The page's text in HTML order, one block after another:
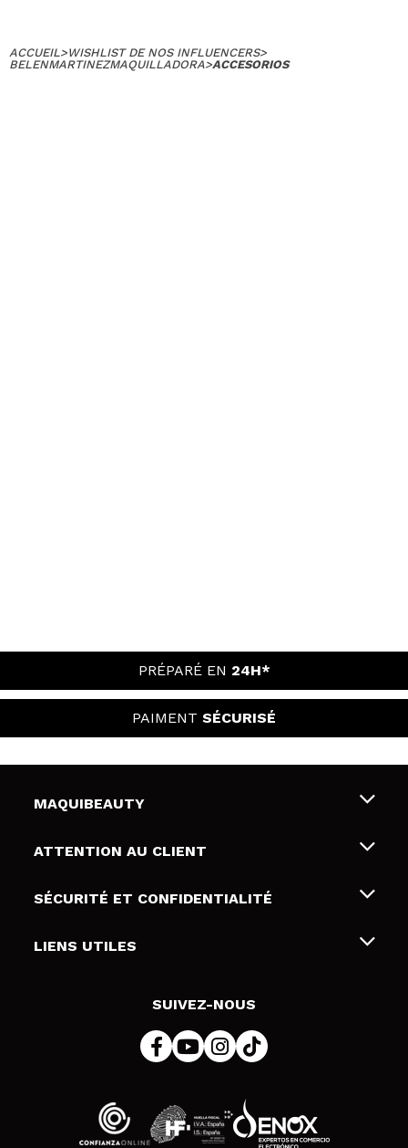
ACCUEIL>WISHLIST DE NOS INFLUENCERS>
BELENMARTINEZMAQUILLADORA>ACCESORIOS
PRÉPARÉ EN 24H*
PAIMENT SÉCURISÉ
MAQUIBEAUTY
Qui sommes nous
Cartes-cadeaux
ATTENTION AU CLIENT
Livraison & retour
Modes de paiement
SÉCURITÉ ET CONFIDENTIALITÉ
Conditions et confidentialité
LIENS UTILES
SUIVEZ-NOUS